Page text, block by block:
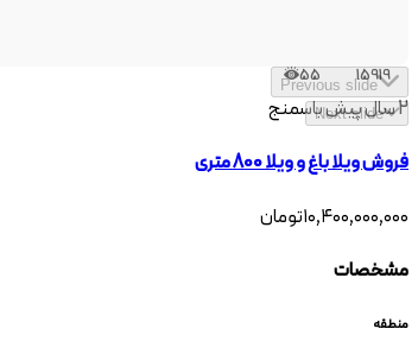
Previous slide
Next slide
15919
55
2 سال پیش
باسمنج
فروش ویلا باغ و ویلا 800 متری
۱۰٬۴۰۰٬۰۰۰٬۰۰۰تومان
مشخصات
منطقه